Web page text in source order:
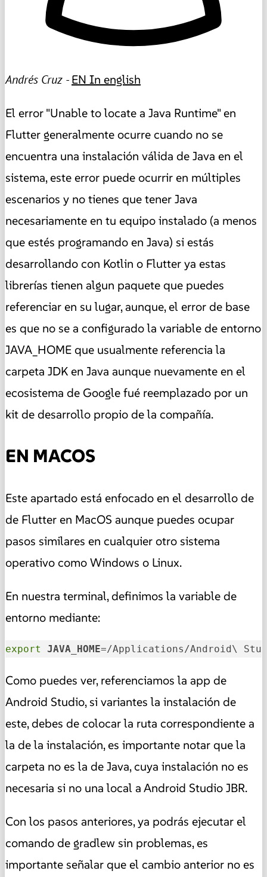
Andrés Cruz -EN In english
El error "Unable to locate a Java Runtime" en
Flutter generalmente ocurre cuando no se
encuentra una instalación válida de Java en el
sistema, este error puede ocurrir en múltiples
escenarios y no tienes que tener Java
necesariamente en tu equipo instalado (a menos
que estés programando en Java) si estás
desarrollando con Kotlin o Flutter ya estas
librerías tienen algun paquete que puedes
referenciar en su lugar, aunque, el error de base
es que no se a configurado la variable de entorno
JAVA_HOME que usualmente referencia la
carpeta JDK en Java aunque nuevamente en el
ecosistema de Google fué reemplazado por un
kit de desarrollo propio de la compañía.
EN MACOS
Este apartado está enfocado en el desarrollo de
de Flutter en MacOS aunque puedes ocupar
pasos similares en cualquier otro sistema
operativo como Windows o Linux.
En nuestra terminal, definimos la variable de
entorno mediante:
export JAVA_HOME=/Applications/Android\
Como puedes ver, referenciamos la app de
Android Studio, si variantes la instalación de
este, debes de colocar la ruta correspondiente a
la de la instalación, es importante notar que la
carpeta no es la de Java, cuya instalación no es
necesaria si no una local a Android Studio JBR.
Con los pasos anteriores, ya podrás ejecutar el
comando de gradlew sin problemas, es
importante señalar que el cambio anterior no es